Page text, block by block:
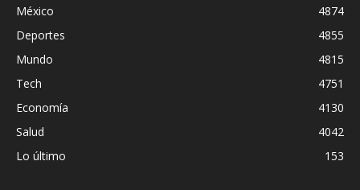
México
4874
Deportes
4855
Mundo
4815
Tech
4751
Economía
4130
Salud
4042
Lo último
153